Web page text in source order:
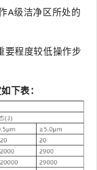
A级洁净区所处的
要程度较低操作步
下表：